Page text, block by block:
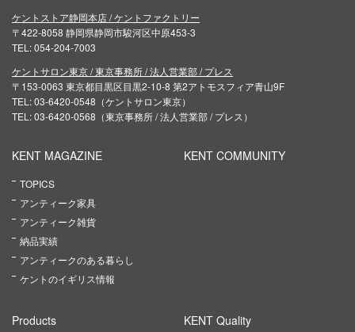
ケントストア静岡本店 / ケントファクトリー
〒422-8058 静岡県静岡市駿河区中原453-3
TEL: 054-204-7003
ケントサロン東京 / 東京事務所 / 法人営業部 / プレス
〒153-0063 東京都目黒区目黒2-10-8 第2アトモスフィア青山9F
TEL: 03-6420-0548（ケントサロン東京）
TEL: 03-6420-0568（東京事務所 / 法人営業部 / プレス）
KENT MAGAZINE
TOPICS
アンティーク家具
アンティーク雑貨
納品実績
アンティークのある暮らし
ケントのイギリス情報
KENT COMMUNITY
Products KENT Quality